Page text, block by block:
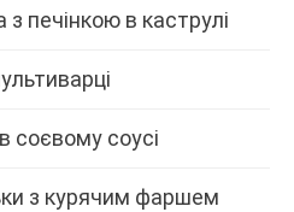
печінкою в каструлі
соєвому соусі
з курячим фаршем